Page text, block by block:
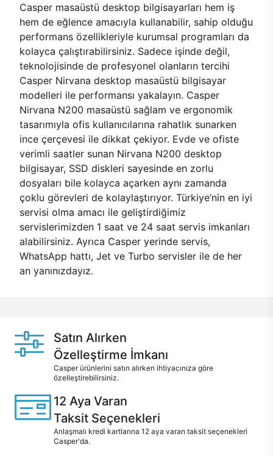
Casper masaüstü desktop bilgisayarları hem iş
hem de eğlence amacıyla kullanabilir, sahip olduğu
performans özellikleriyle kurumsal programları da
kolayca çalıştırabilirsiniz. Sadece işinde değil,
teknolojisinde de profesyonel olanların tercihi
Casper Nirvana desktop masaüstü bilgisayar
modelleri ile performansı yakalayın. Casper
Nirvana N200 masaüstü sağlam ve ergonomik
tasarımıyla ofis kullanıcılarına rahatlık sunarken
ince çerçevesi ile dikkat çekiyor. Evde ve ofiste
verimli saatler sunan Nirvana N200 desktop
bilgisayar, SSD diskleri sayesinde en zorlu
dosyaları bile kolayca açarken aynı zamanda
çoklu görevleri de kolaylaştırıyor. Türkiye’nin en iyi
servisi olma amacı ile geliştirdiğimiz
servislerimizden 1 saat ve 24 saat servis imkanları
alabilirsiniz. Ayrıca Casper yerinde servis,
WhatsApp hattı, Jet ve Turbo servisler ile de her
an yanınızdayız.
Satın Alırken
Özelleştirme İmkanı
Casper ürünlerini satın alırken ihtiyacınıza göre
özelleştirebilirsiniz.
12 Aya Varan
Taksit Seçenekleri
Anlaşmalı kredi kartlarına 12 aya varan taksit seçenekleri
Casper'da.